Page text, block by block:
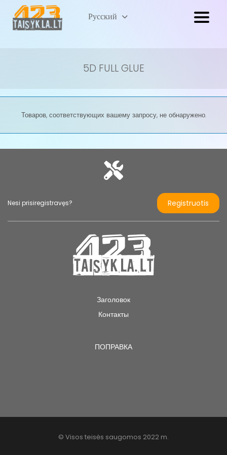
Lietuvių Литовский
Русский
5D FULL GLUE
Товаров, соответствующих вашему запросу, не обнаружено.
Nesi prisiregistravęs? Registruotis
Заголовок
Контакты
ПОПРАВКА
© Visos teisės saugomos 2022 m.